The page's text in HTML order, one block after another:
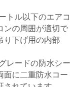
トル以下のエアコ
ンの周囲が適切で
り下げ用の内部
レードの防水シー
面に二重防水コー